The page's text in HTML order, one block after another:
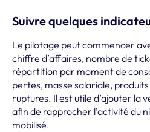
Suivre quelques
Le pilotage peut commencer
chiffre d’affaires, nombre de
répartition par moment de
pertes, masse salariale,
ruptures. Il est utile d’ajouter la
afin de rapprocher l’activité du
mobilisé.